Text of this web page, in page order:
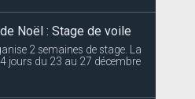
Noël : Stage de voile
2 semaines de stage. La
jours du 23 au 27 décembre